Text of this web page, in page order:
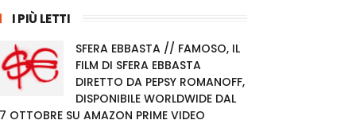
I PIÙ LETTI
SFERA EBBASTA // FAMOSO, IL
FILM DI SFERA EBBASTA
DIRETTO DA PEPSY ROMANOFF,
DISPONIBILE WORLDWIDE DAL
OTTOBRE SU AMAZON PRIME VIDEO